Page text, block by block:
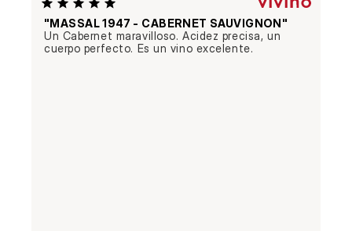
"MASSAL 1947 - CABERNET SAUVIGNON"
Un Cabernet maravilloso. Acidez precisa, un
cuerpo perfecto. Es un vino excelente.